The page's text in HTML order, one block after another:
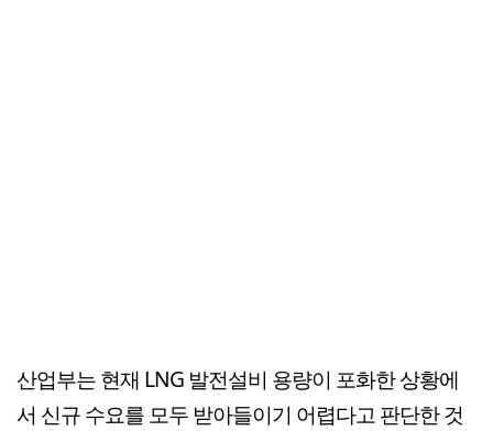
산업부는 현재 LNG 발전설비 용량이 포화한 상황에
서 신규 수요를 모두 받아들이기 어렵다고 판단한 것